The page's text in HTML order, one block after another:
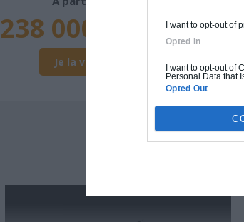
I want to opt-out of
Opted In
I want to opt-out of
Personal Data that
Opted Out
238 000€ TTC
Je la veux !